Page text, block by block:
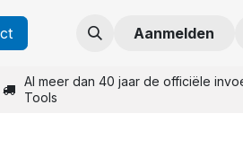
Aanmelden
Al meer dan 40 jaar de officiële
Tools